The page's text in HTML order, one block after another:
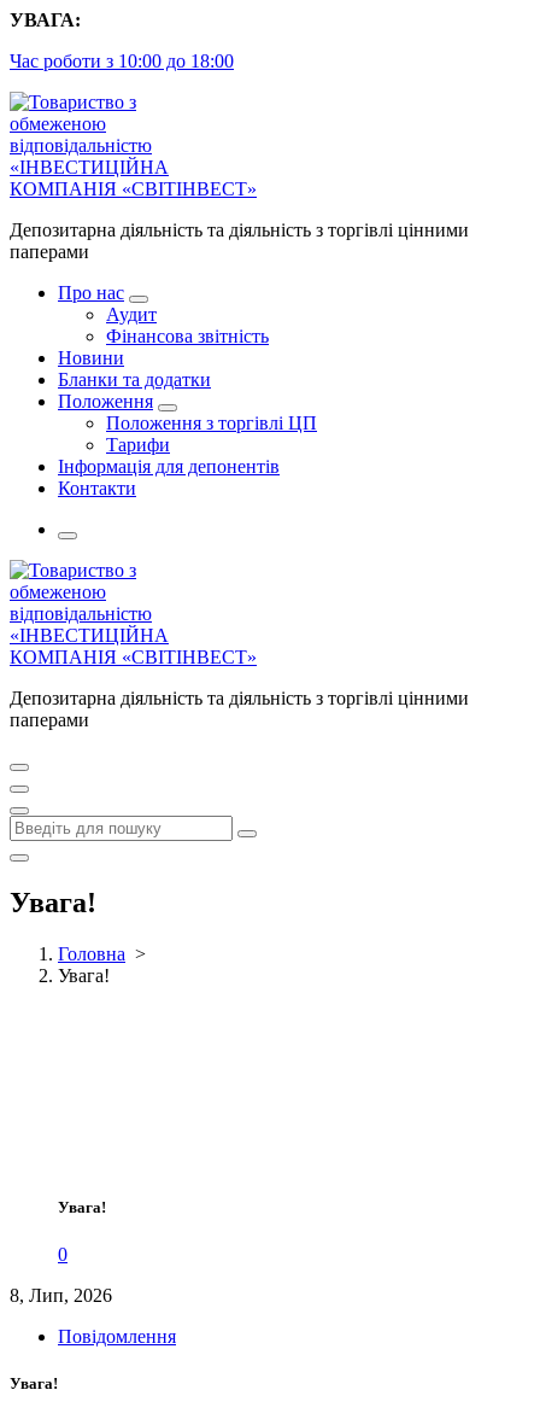
Перейти
контенту
УВАГА:
Час роботи з 10:00 до 18:00
Депозитарна діяльність та діяльність з торгівлі цінними
паперами
Про нас
Аудит
Фінансова звітність
Новини
Бланки та додатки
Положення
Положення з торгівлі ЦП
Тарифи
Інформація для депонентів
Контакти
Депозитарна діяльність та діяльність з торгівлі цінними
паперами
Увага!
Головна >
Увага!
Увага!
0
8, Лип, 2026
Повідомлення
Увага!